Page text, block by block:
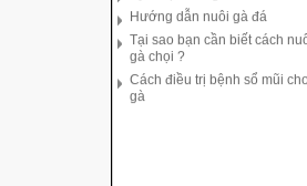
Tại sao bạn cần biết cách nuôi
gà chọi ?
Cách điều trị bệnh sổ mũi cho
gà